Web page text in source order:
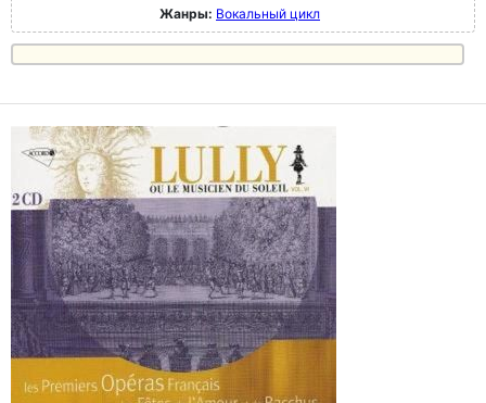
Жанры: Вокальный цикл